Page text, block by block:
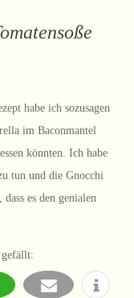
habe ich sozusagen
im Baconmantel
könnten. Ich habe
tun und die Gnocchi
es den genialen
gefällt: